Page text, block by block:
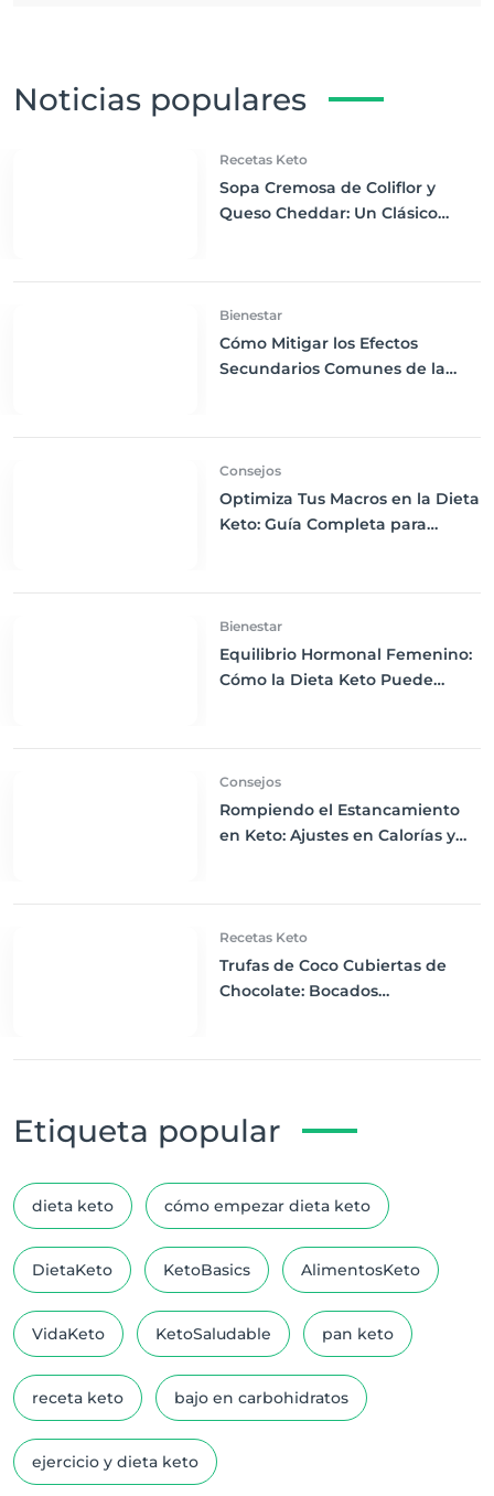
Noticias populares
Recetas Keto
Sopa Cremosa de Coliflor y
Queso Cheddar: Un Clásico
Bienestar
Cómo Mitigar los Efectos
Secundarios Comunes de la
Consejos
Optimiza Tus Macros en la Dieta
Keto: Guía Completa para
Bienestar
Equilibrio Hormonal Femenino:
Cómo la Dieta Keto Puede
Consejos
Rompiendo el Estancamiento
en Keto: Ajustes en Calorías y
Recetas Keto
Trufas de Coco Cubiertas de
Chocolate: Bocados
Etiqueta popular
dieta keto cómo empezar dieta keto
DietaKeto KetoBasics AlimentosKeto
VidaKeto KetoSaludable pan keto
receta keto bajo en carbohidratos
ejercicio y dieta keto